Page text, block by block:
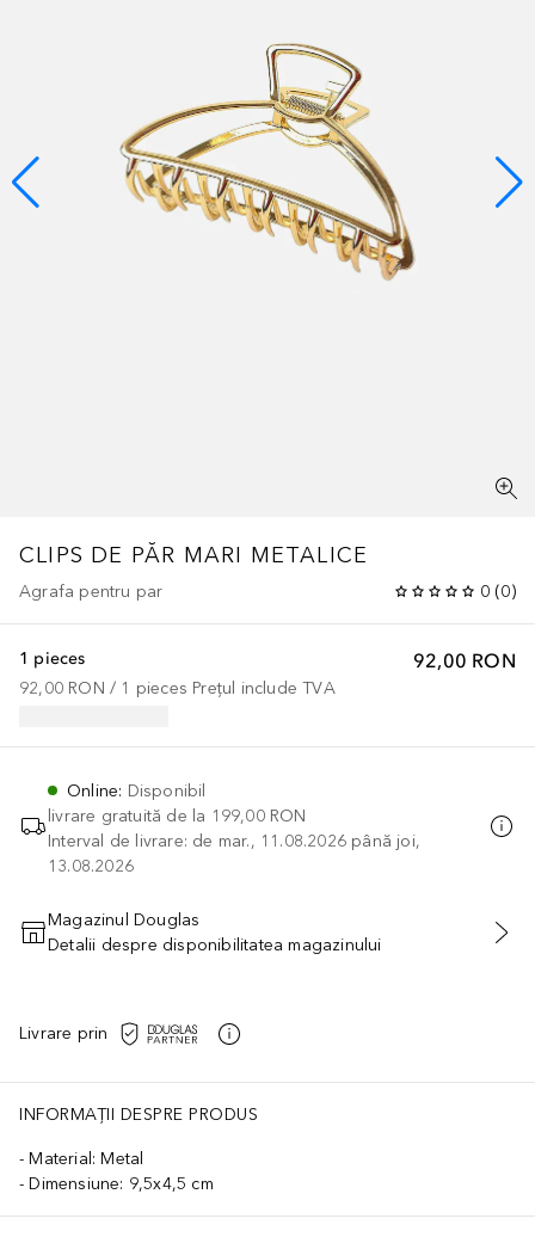
CLIPS DE PĂR MARI METALICE
Agrafa pentru par 0 (0)
92,00 RON
1 pieces
92,00 RON / 1 pieces Prețul include TVA
Online: Disponibil
livrare gratuită de la 199,00 RON
Interval de livrare: de mar., 11.08.2026 până joi,
13.08.2026
ADĂUGAȚI ÎN COŞ
Magazinul Douglas
Detalii despre disponibilitatea magazinului
Livrare prin
INFORMAȚII DESPRE PRODUS
Material: Metal
Dimensiune: 9,5x4,5 cm